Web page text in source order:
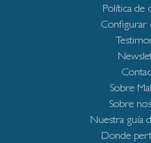
Política de
Configurar
Sobre
Sobre
Nuestra guía
Donde